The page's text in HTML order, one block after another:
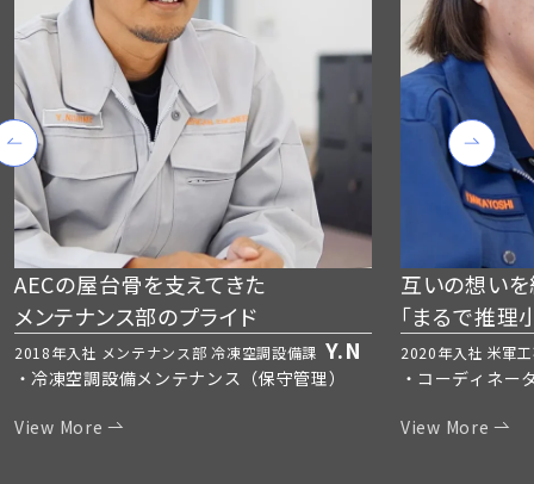
AECの屋台骨を支えてきた
メンテナンス部のプライド
2018年入社 メンテナンス部 冷凍空調設備課 Y.N
冷凍空調設備メンテナンス（保守管理）
View More
互いの想い
「まるで推理
2020年入社 米軍
コーディネー
View More